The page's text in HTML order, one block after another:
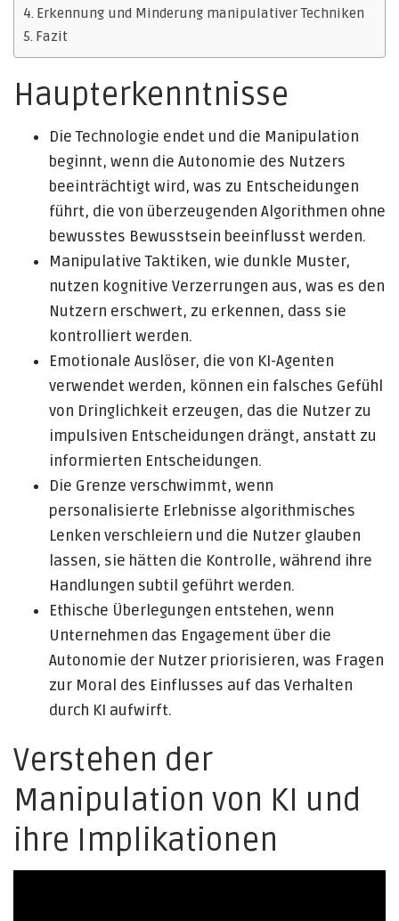
Erkennung und Minderung manipulativer Techniken
Fazit
Haupterkenntnisse
Die Technologie endet und die Manipulation
beginnt, wenn die Autonomie des Nutzers
beeinträchtigt wird, was zu Entscheidungen
führt, die von überzeugenden Algorithmen ohne
bewusstes Bewusstsein beeinflusst werden.
Manipulative Taktiken, wie dunkle Muster,
nutzen kognitive Verzerrungen aus, was es den
Nutzern erschwert, zu erkennen, dass sie
kontrolliert werden.
Emotionale Auslöser, die von KI-Agenten
verwendet werden, können ein falsches Gefühl
von Dringlichkeit erzeugen, das die Nutzer zu
impulsiven Entscheidungen drängt, anstatt zu
informierten Entscheidungen.
Die Grenze verschwimmt, wenn
personalisierte Erlebnisse algorithmisches
Lenken verschleiern und die Nutzer glauben
lassen, sie hätten die Kontrolle, während ihre
Handlungen subtil geführt werden.
Ethische Überlegungen entstehen, wenn
Unternehmen das Engagement über die
Autonomie der Nutzer priorisieren, was Fragen
zur Moral des Einflusses auf das Verhalten
durch KI aufwirft.
Verstehen der
Manipulation von KI und
ihre Implikationen